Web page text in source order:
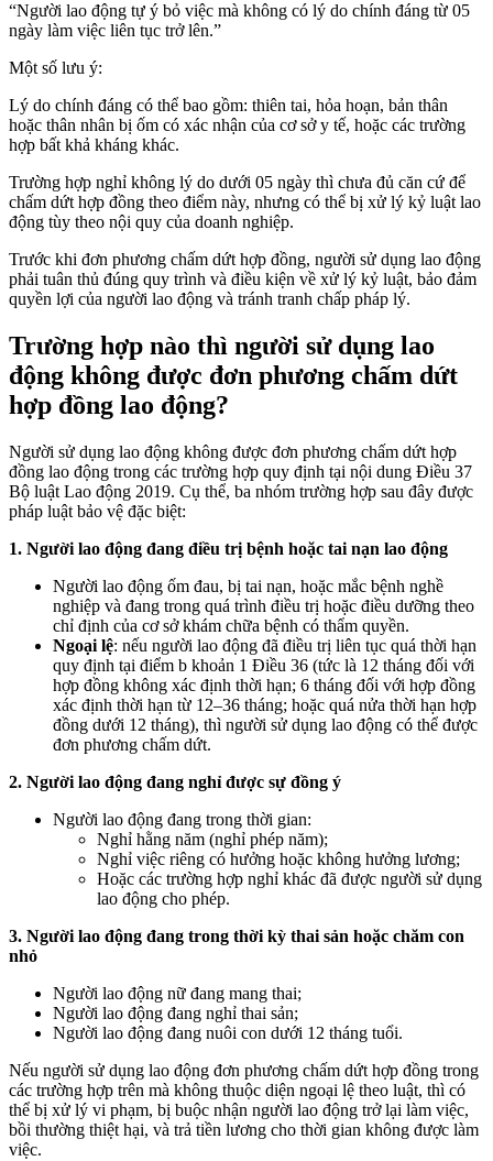
“Người lao động tự ý bỏ việc mà không có lý do chính đáng từ 05
ngày làm việc liên tục trở lên.”
Một số lưu ý:
Lý do chính đáng có thể bao gồm: thiên tai, hỏa hoạn, bản thân
hoặc thân nhân bị ốm có xác nhận của cơ sở y tế, hoặc các trường
hợp bất khả kháng khác.
Trường hợp nghỉ không lý do dưới 05 ngày thì chưa đủ căn cứ để
chấm dứt hợp đồng theo điểm này, nhưng có thể bị xử lý kỷ luật lao
động tùy theo nội quy của doanh nghiệp.
Trước khi đơn phương chấm dứt hợp đồng, người sử dụng lao động
phải tuân thủ đúng quy trình và điều kiện về xử lý kỷ luật, bảo đảm
quyền lợi của người lao động và tránh tranh chấp pháp lý.
Trường hợp nào thì người sử dụng lao
động không được đơn phương chấm dứt
hợp đồng lao động?
Người sử dụng lao động không được đơn phương chấm dứt hợp
đồng lao động trong các trường hợp quy định tại nội dung Điều 37
Bộ luật Lao động 2019. Cụ thể, ba nhóm trường hợp sau đây được
pháp luật bảo vệ đặc biệt:
1. Người lao động đang điều trị bệnh hoặc tai nạn lao động
Người lao động ốm đau, bị tai nạn, hoặc mắc bệnh nghề
nghiệp và đang trong quá trình điều trị hoặc điều dưỡng theo
chỉ định của cơ sở khám chữa bệnh có thẩm quyền.
Ngoại lệ: nếu người lao động đã điều trị liên tục quá thời hạn
quy định tại điểm b khoản 1 Điều 36 (tức là 12 tháng đối với
hợp đồng không xác định thời hạn; 6 tháng đối với hợp đồng
xác định thời hạn từ 12–36 tháng; hoặc quá nửa thời hạn hợp
đồng dưới 12 tháng), thì người sử dụng lao động có thể được
đơn phương chấm dứt.
2. Người lao động đang nghỉ được sự đồng ý
Người lao động đang trong thời gian:
Nghỉ hằng năm (nghỉ phép năm);
Nghỉ việc riêng có hưởng hoặc không hưởng lương;
Hoặc các trường hợp nghỉ khác đã được người sử dụng
lao động cho phép.
3. Người lao động đang trong thời kỳ thai sản hoặc chăm con
nhỏ
Người lao động nữ đang mang thai;
Người lao động đang nghỉ thai sản;
Người lao động đang nuôi con dưới 12 tháng tuổi.
Nếu người sử dụng lao động đơn phương chấm dứt hợp đồng trong
các trường hợp trên mà không thuộc diện ngoại lệ theo luật, thì có
thể bị xử lý vi phạm, bị buộc nhận người lao động trở lại làm việc,
bồi thường thiệt hại, và trả tiền lương cho thời gian không được làm
việc.